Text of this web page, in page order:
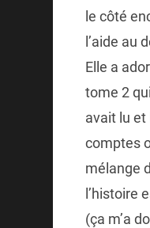
le côté
l’aide au
Elle a
tome 2
avait lu et
comptes
mélange
l’histoire
(ça m’a